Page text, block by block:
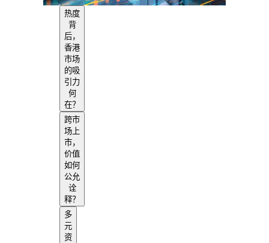
热度
背
后，
香港
市场
的吸
引力
何
在？
跨市
场上
市，
价值
如何
公允
诠
释？
多
元
资